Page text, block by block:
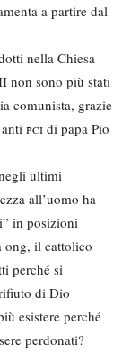
a partire dal
nella Chiesa
non sono più stati
comunista, grazie
pci di papa Pio
ultimi
all’uomo ha
in posizioni
ong, il cattolico
perché si
di Dio
esistere perché
perdonati?